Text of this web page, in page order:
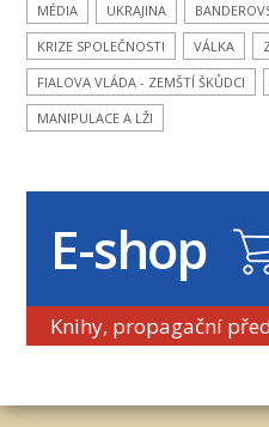
MÉDIA
UKRAJINA
KRIZE SPOLEČNOSTI
VÁLKA
FIALOVA VLÁDA - ZEMŠTÍ ŠKŮDCI
MANIPULACE A LŽI
E-shop
Knihy, propagační